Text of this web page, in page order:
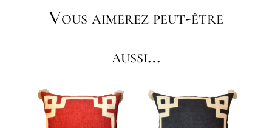
Vous aimerez peut-être
aussi…